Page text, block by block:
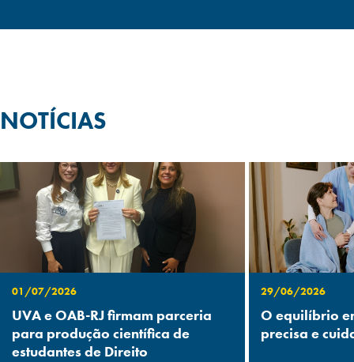
NOTÍCIAS
01/07/2026
UVA e OAB-RJ firmam parceria
para produção científica de
estudantes de Direito
29/06/2026
O equilíbrio
precisa e